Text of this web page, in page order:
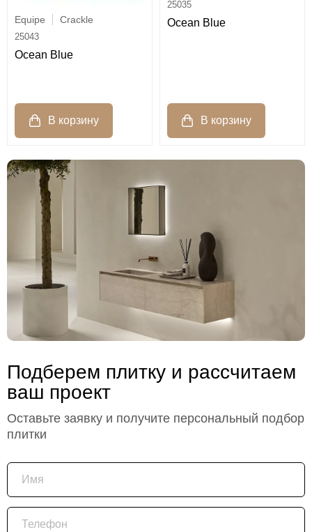
Equipe Crackle
25043
Ocean Blue
25035
Ocean Blue
Подберем плитку и рассчитаем
ваш проект
Оставьте заявку и получите персональный подбор
плитки
Имя
Телефон